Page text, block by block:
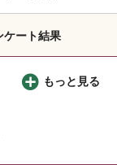
ケート結果
もっと見る